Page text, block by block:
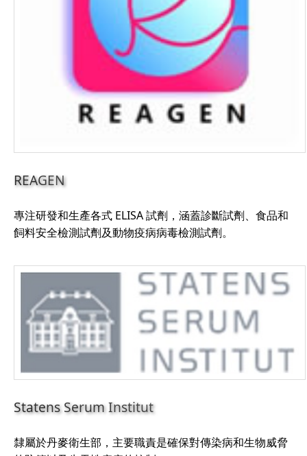
REAGEN
專注研發和生產各式 ELISA 試劑，涵蓋診斷試劑、食品和
飼料安全檢測試劑及動物疫病病毒檢測試劑。
Statens Serum Institut
隸屬於丹麥衛生部，主要職責是確保對傳染病和生物威脅